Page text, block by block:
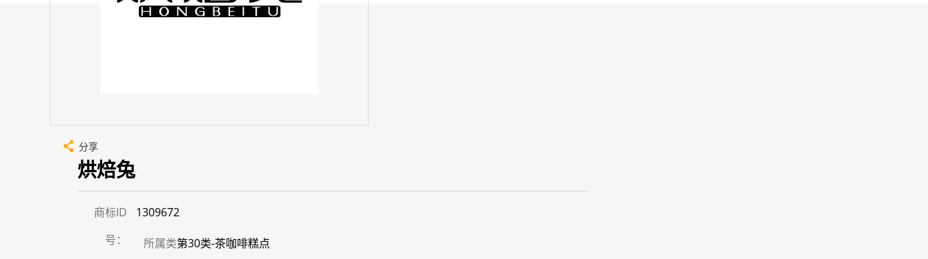
分享
烘焙兔
商标ID
号：
1309672
所属类第30类-茶咖啡糕点